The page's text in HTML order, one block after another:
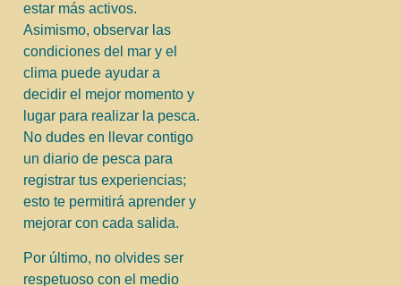
estar más activos.
Asimismo, observar las
condiciones del mar y el
clima puede ayudar a
decidir el mejor momento y
lugar para realizar la pesca.
No dudes en llevar contigo
un diario de pesca para
registrar tus experiencias;
esto te permitirá aprender y
mejorar con cada salida.
Por último, no olvides ser
respetuoso con el medio